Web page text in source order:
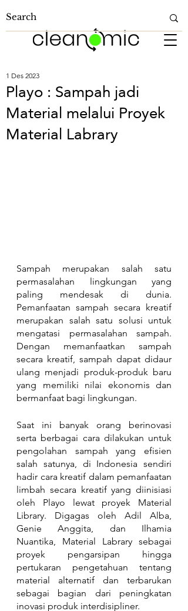
Playo : Sampah jadi
Material melalui Proyek
Material Labrary
1 Des 2023
Sampah merupakan salah satu
permasalahan lingkungan yang
paling mendesak di dunia.
Pemanfaatan sampah secara kreatif
merupakan salah satu solusi untuk
mengatasi permasalahan sampah.
Dengan memanfaatkan sampah
secara kreatif, sampah dapat didaur
ulang menjadi produk-produk baru
yang memiliki nilai ekonomis dan
bermanfaat bagi lingkungan.
Saat ini banyak orang berinovasi
serta berbagai cara dilakukan untuk
pengolahan sampah yang efisien
salah satunya, di Indonesia sendiri
hadir cara kreatif dalam pemanfaatan
limbah secara kreatif yang diinisiasi
oleh Playo lewat proyek Material
Library. Digagas oleh Adil Alba,
Genie Anggita, dan Ilhamia
Nuantika, Material Labrary sebagai
proyek pengarsipan hingga
pertukaran pengetahuan tentang
material alternatif dan terbarukan
sebagai bagian dari peningkatan
inovasi produk interdisipliner.